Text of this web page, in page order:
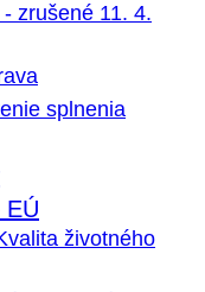
zrušené 11. 4.
splnenia
EÚ
životného